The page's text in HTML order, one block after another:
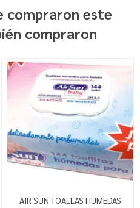
compraron este
compraron
AIR SUN TOALLAS HUMEDAS